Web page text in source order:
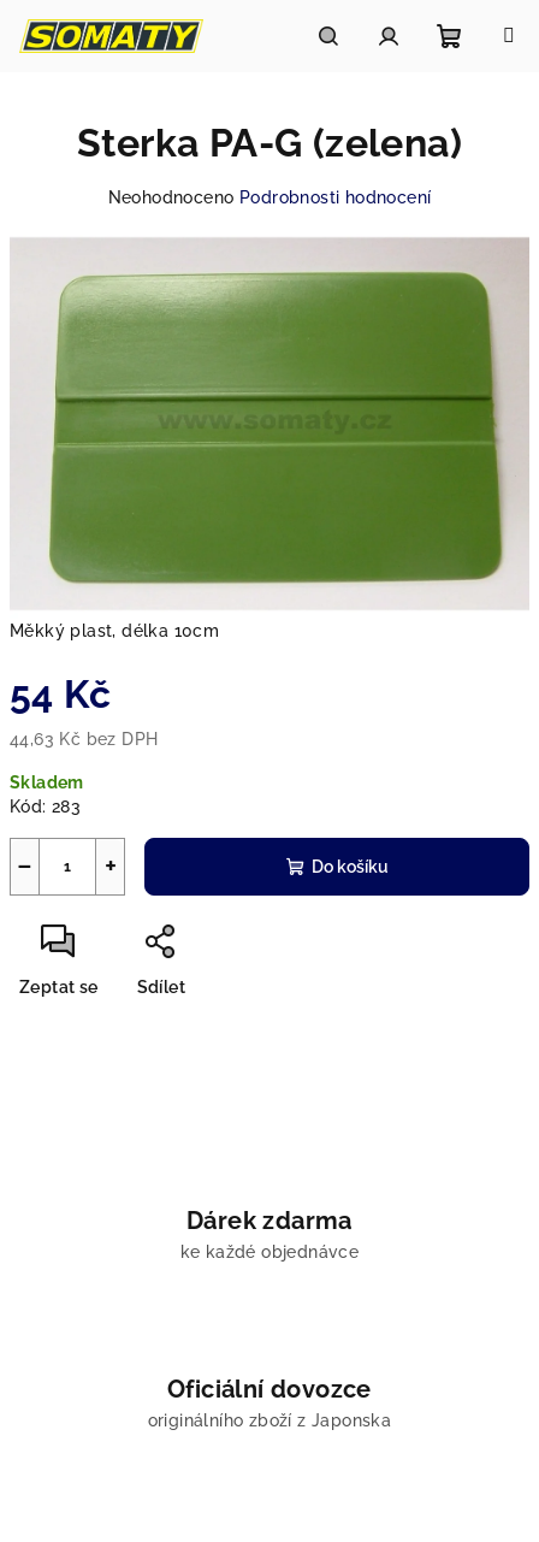
obsah
košík
Měkký plast, délka 10cm
54 Kč
44,63 Kč bez DPH
cena:
Skladem
Kód: 283
+
− Do košíku
Zeptat se Sdílet
Sterka PA-G (zelena)
Průměrné
0,0
z
Neohodnoceno Podrobnosti hodnocení
Dárek zdarma
ke každé objednávce
Oficiální dovozce
originálního zboží z Japonska